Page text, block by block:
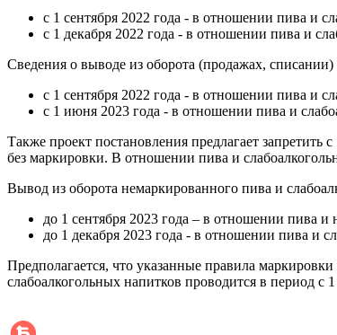
с 1 сентября 2022 года - в отношении пива и
с 1 декабря 2022 года - в отношении пива и
Сведения ‎о выводе из оборота (продажах,
с 1 сентября 2022 года - в отношении пива и
с 1 июня 2023 года - в отношении пива и
Также проект постановления предлагает запретить
без маркировки. В отношении пива ‎и
Вывод из оборота немаркированного пива и
до 1 сентября 2023 года – в отношении пива
до 1 декабря 2023 года - в отношении пива и
Предполагается, что указанные правила
слабоалкогольных напитков проводится в период с